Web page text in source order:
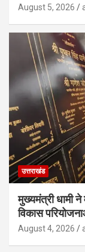
August 5, 2026
उत्तराखंड
मुख्यमंत्री धामी
विकास
August 4, 2026